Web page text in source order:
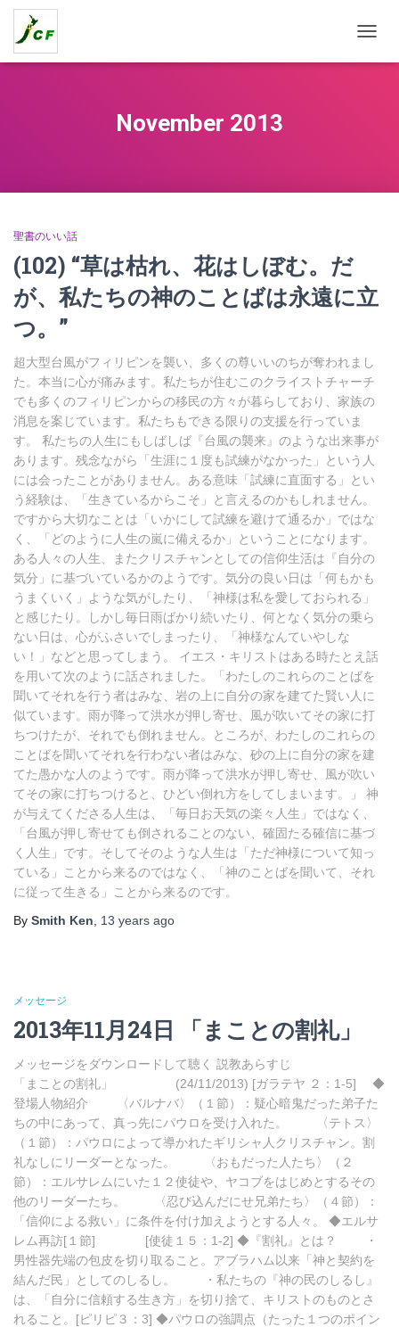
November 2013
聖書のいい話
(102) “草は枯れ、花はしぼむ。だ
が、私たちの神のことばは永遠に立
つ。”
超大型台風がフィリピンを襲い、多くの尊いいのちが奪われまし
た。本当に心が痛みます。私たちが住むこのクライストチャーチ
でも多くのフィリピンからの移民の方々が暮らしており、家族の
消息を案じています。私たちもできる限りの支援を行っていま
す。 私たちの人生にもしばしば『台風の襲来』のような出来事が
あります。残念ながら「生涯に１度も試練がなかった」という人
には会ったことがありません。ある意味「試練に直面する」とい
う経験は、「生きているからこそ」と言えるのかもしれません。
ですから大切なことは「いかにして試練を避けて通るか」ではな
く、「どのように人生の嵐に備えるか」ということになります。
ある人々の人生、またクリスチャンとしての信仰生活は『自分の
気分」に基づいているかのようです。気分の良い日は「何もかも
うまくいく」ような気がしたり、「神様は私を愛しておられる」
と感じたり。しかし毎日雨ばかり続いたり、何となく気分の乗ら
ない日は、心がふさいでしまったり、「神様なんていやしな
い！」などと思ってしまう。 イエス・キリストはある時たとえ話
を用いて次のように話されました。「わたしのこれらのことばを
聞いてそれを行う者はみな、岩の上に自分の家を建てた賢い人に
似ています。雨が降って洪水が押し寄せ、風が吹いてその家に打
ちつけたが、それでも倒れません。ところが、わたしのこれらの
ことばを聞いてそれを行わない者はみな、砂の上に自分の家を建
てた愚かな人のようです。雨が降って洪水が押し寄せ、風が吹い
てその家に打ちつけると、ひどい倒れ方をしてしまいます。」 神
が与えてくださる人生は、「毎日お天気の楽々人生」ではなく、
「台風が押し寄せても倒されることのない、確固たる確信に基づ
く人生」です。そしてそのような人生は「ただ神様について知っ
ている」ことから来るのではなく、「神のことばを聞いて、それ
に従って生きる」ことから来るのです。
By Smith Ken 13 years ago
メッセージ
2013年11月24日 「まことの割礼」
メッセージをダウンロードして聴く 説教あらすじ
「まことの割礼」 (24/11/2013) [ガラテヤ ２：1-5] ◆
登場人物紹介 〈バルナバ〉（１節）：疑心暗鬼だった弟子た
ちの中にあって、真っ先にパウロを受け入れた。 〈テトス〉
（１節）：パウロによって導かれたギリシャ人クリスチャン。割
礼なしにリーダーとなった。 〈おもだった人たち〉（２
節）：エルサレムにいた１２使徒や、ヤコブをはじめとするその
他のリーダーたち。 〈忍び込んだにせ兄弟たち〉（４節）：
「信仰による救い」に条件を付け加えようとする人々。 ◆エルサ
レム再訪[１節] [使徒１５：1-2] ◆『割礼』とは？ ・
男性器先端の包皮を切り取ること。アブラハム以来「神と契約を
結んだ民」としてのしるし。 ・私たちの『神の民のしるし』
は、「自分に信頼する生き方」を切り捨て、キリストのものとさ
れること。[ピリピ３：3] ◆パウロの強調点（たった１つのポイン